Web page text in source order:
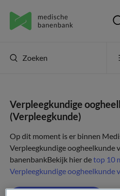
Zoeken
Verpleegkundige
(Verpleegkunde)
Op dit moment is er binnen
Verpleegkundige oogheelkunde
banenbankBekijk hier detop 10
Verpleegkundige oogheelkunde